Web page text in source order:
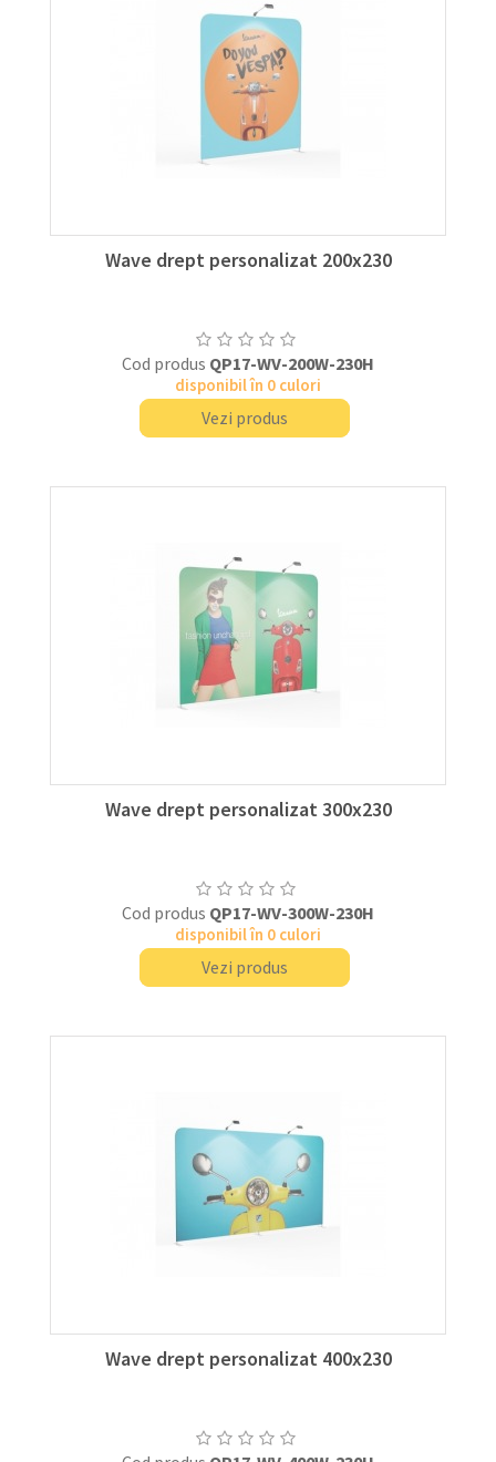
Wave drept personalizat 200x230
Cod produs QP17-WV-200W-230H
disponibil în 0 culori
Vezi produs
Wave drept personalizat 300x230
Cod produs QP17-WV-300W-230H
disponibil în 0 culori
Vezi produs
Wave drept personalizat 400x230